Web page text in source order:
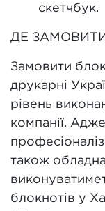
скетчбук.
ДЕ
Замовити
друкарні
рівень
компанії.
також
блокнотів у